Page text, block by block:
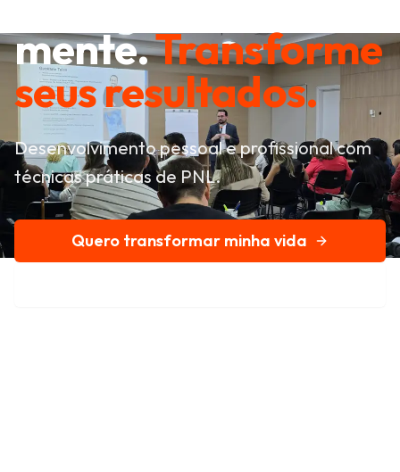
mente.Transforme
seus resultados.
Desenvolvimento pessoal e profissional com
técnicas práticas de PNL.
Quero transformar minha vida